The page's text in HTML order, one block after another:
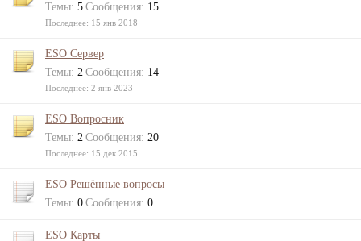
Темы: 5 Сообщения: 15
15 янв 2018
ESO Сервер
Темы: 2 Сообщения: 14
2 янв 2023
ESO Вопросник
Темы: 2 Сообщения: 20
15 дек 2015
ESO Решённые вопросы
Темы: 0 Сообщения: 0
ESO Карты